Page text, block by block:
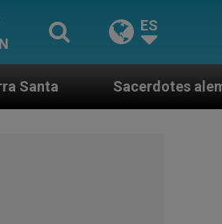
ES
alemanes fieles al Papa